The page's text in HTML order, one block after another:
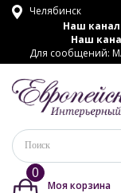
Челябинск
Наш канал
Наш
Для сообщений:
0
Моя корзина